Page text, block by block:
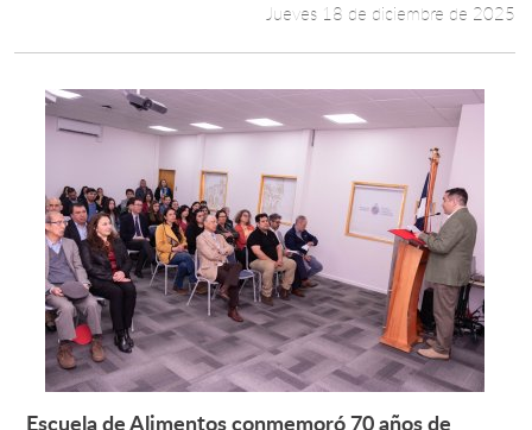
Jueves 18 de diciembre de 2025
Escuela de Alimentos conmemoró 70 años de